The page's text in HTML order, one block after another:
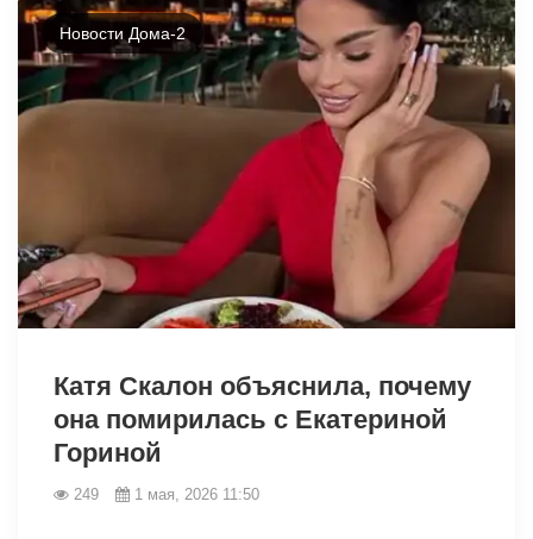
Новости Дома-2
Катя Скалон объяснила, почему
она помирилась с Екатериной
Гориной
249 1 мая, 2026 11:50